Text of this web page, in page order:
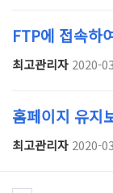
FTP에 접속하
최고관리자 2020-
홈페이지 유지
최고관리자 2020-